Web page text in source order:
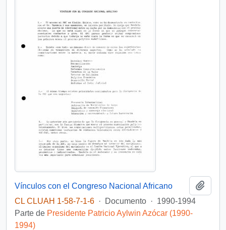
Vínculos con el Congreso Nacional Africano
CL CLUAH 1-58-7-1-6 · Documento · 1990-1994
Parte de Presidente Patricio Aylwin Azócar (1990-
1994)